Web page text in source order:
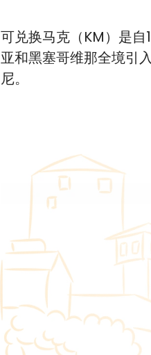
可兑换马克（KM）是
亚和黑塞哥维那全境引
尼。